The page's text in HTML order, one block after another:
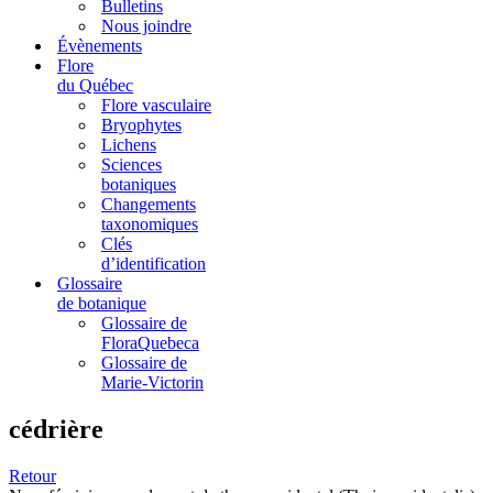
Bulletins
Nous joindre
Évènements
Flore
du Québec
Flore vasculaire
Bryophytes
Lichens
Sciences
botaniques
Changements
taxonomiques
Clés
d’identification
Glossaire
de botanique
Glossaire de
FloraQuebeca
Glossaire de
Marie-Victorin
cédrière
Retour